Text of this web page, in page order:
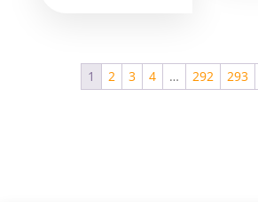
1 2 3 4 … 292 293